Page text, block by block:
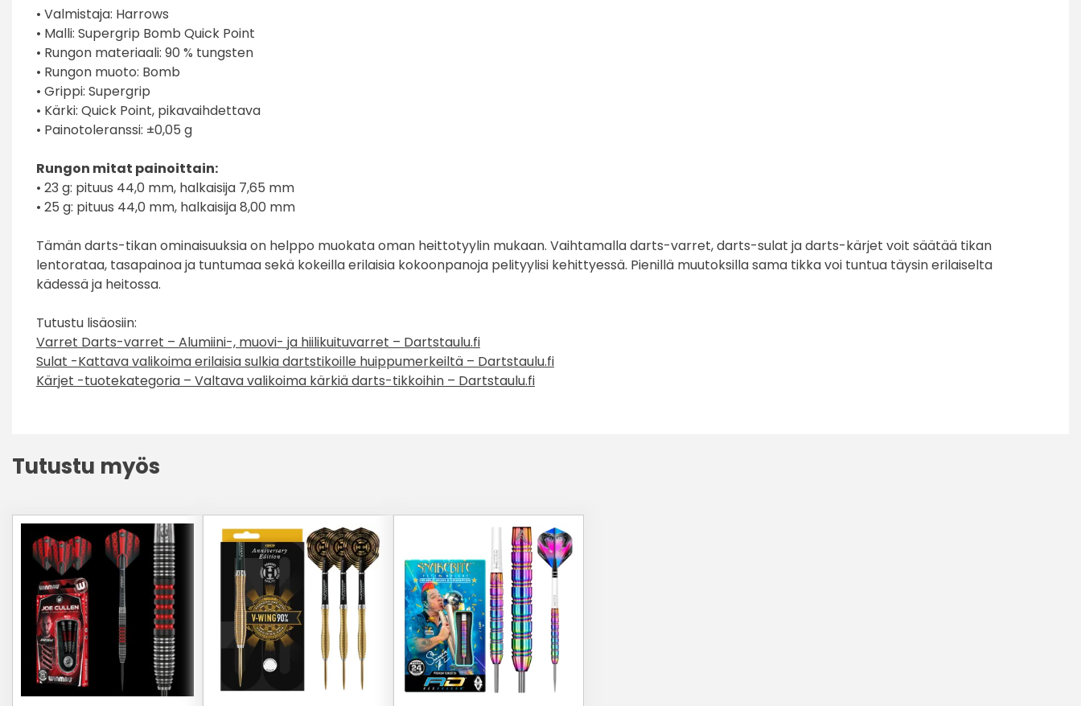
• Valmistaja: Harrows
• Malli: Supergrip Bomb Quick Point
• Rungon materiaali: 90 % tungsten
• Rungon muoto: Bomb
• Grippi: Supergrip
• Kärki: Quick Point, pikavaihdettava
• Painotoleranssi: ±0,05 g
Rungon mitat painoittain:
• 23 g: pituus 44,0 mm, halkaisija 7,65 mm
• 25 g: pituus 44,0 mm, halkaisija 8,00 mm
Tämän darts-tikan ominaisuuksia on helppo muokata oman heittotyylin mukaan. Vaihtamalla darts-varret, darts-sulat ja darts-kärjet voit säätää tikan
lentorataa, tasapainoa ja tuntumaa sekä kokeilla erilaisia kokoonpanoja pelityylisi kehittyessä. Pienillä muutoksilla sama tikka voi tuntua täysin erilaiselta
kädessä ja heitossa.
Tutustu lisäosiin:
Varret Darts-varret – Alumiini-, muovi- ja hiilikuituvarret – Dartstaulu.fi
Sulat -Kattava valikoima erilaisia sulkia dartstikoille huippumerkeiltä – Dartstaulu.fi
Kärjet -tuotekategoria – Valtava valikoima kärkiä darts-tikkoihin – Dartstaulu.fi
Tutustu myös
Tällä
tuotteella
useampi
muunnelma.
Voit
tehdä
valinnat
tuotteen
Tällä
tuotteella
useampi
muunnelma.
Voit
tehdä
valinnat
tuotteen
on
useampi
muunnelma.
Voit
tehdä
valinnat
tuotteen